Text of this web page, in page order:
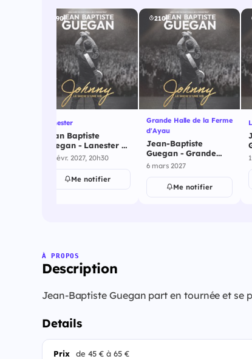
190j
Lanester
Jean Baptiste
Guegan - Lanester -
13 février 2027
13 févr. 2027, 20h30
Me notifier
210j
Grande Halle de la Ferme
d'Ayau
Jean-Baptiste
Guegan - Grande
Halle de la Ferme
6 mars 2027
Me notifier
À PROPOS
Description
Jean-Baptiste Guegan part en tournée et se
Details
Prix de 45 € à 65 €